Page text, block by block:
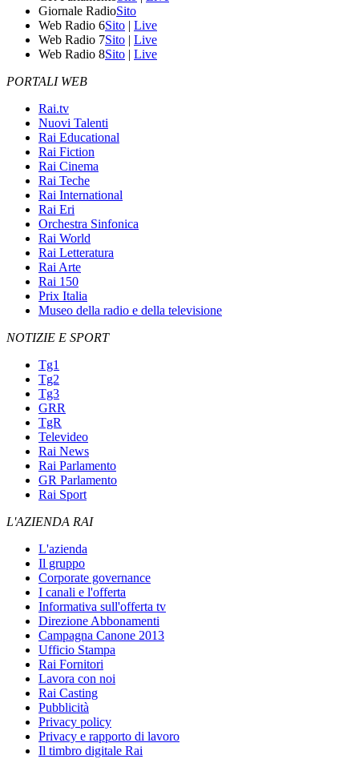
Giornale RadioSito
Web Radio 6Sito | Live
Web Radio 7Sito | Live
Web Radio 8Sito | Live
PORTALI WEB
Rai.tv
Nuovi Talenti
Rai Educational
Rai Fiction
Rai Cinema
Rai Teche
Rai International
Rai Eri
Orchestra Sinfonica
Rai World
Rai Letteratura
Rai Arte
Rai 150
Prix Italia
Museo della radio e della televisione
NOTIZIE E SPORT
Tg1
Tg2
Tg3
GRR
TgR
Televideo
Rai News
Rai Parlamento
GR Parlamento
Rai Sport
L'AZIENDA RAI
L'azienda
Il gruppo
Corporate governance
I canali e l'offerta
Informativa sull'offerta tv
Direzione Abbonamenti
Campagna Canone 2013
Ufficio Stampa
Rai Fornitori
Lavora con noi
Rai Casting
Pubblicità
Privacy policy
Privacy e rapporto di lavoro
Il timbro digitale Rai